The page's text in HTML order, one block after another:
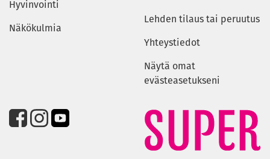
Hyvinvointi
Näkökulmia
Lehden tilaus tai peruutus
Yhteystiedot
Näytä omat
evästeasetukseni